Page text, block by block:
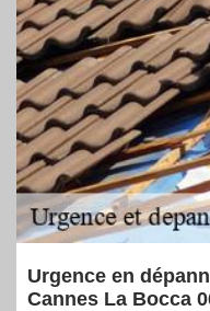
Urgence en
Cannes La Bocca